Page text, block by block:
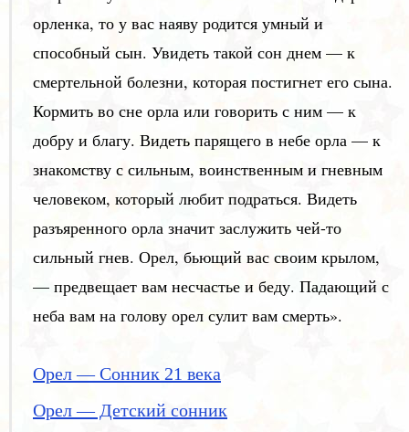
орленка, то у вас наяву родится умный и
способный сын. Увидеть такой сон днем — к
смертельной болезни, которая постигнет его сына.
Кормить во сне орла или говорить с ним — к
добру и благу. Видеть парящего в небе орла — к
знакомству с сильным, воинственным и гневным
человеком, который любит подраться. Видеть
разъяренного орла значит заслужить чей-то
сильный гнев. Орел, бьющий вас своим крылом,
— предвещает вам несчастье и беду. Падающий с
неба вам на голову орел сулит вам смерть».
Орел — Сонник 21 века
Орел — Детский сонник